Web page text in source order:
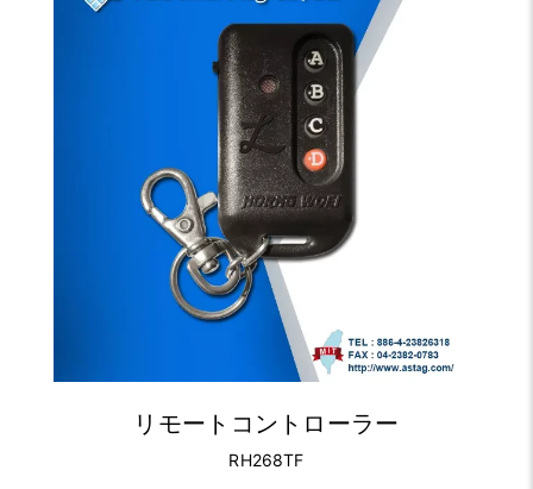
リモートコントローラー
RH268TF